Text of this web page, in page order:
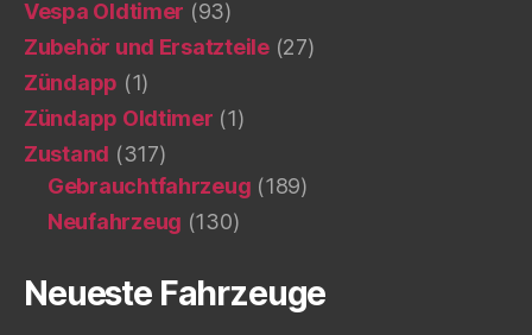
Vespa Oldtimer (93)
Zubehör und Ersatzteile(27)
Zündapp (1)
Zündapp Oldtimer (1)
Zustand (317)
Gebrauchtfahrzeug (189)
Neufahrzeug (130)
Neueste Fahrzeuge